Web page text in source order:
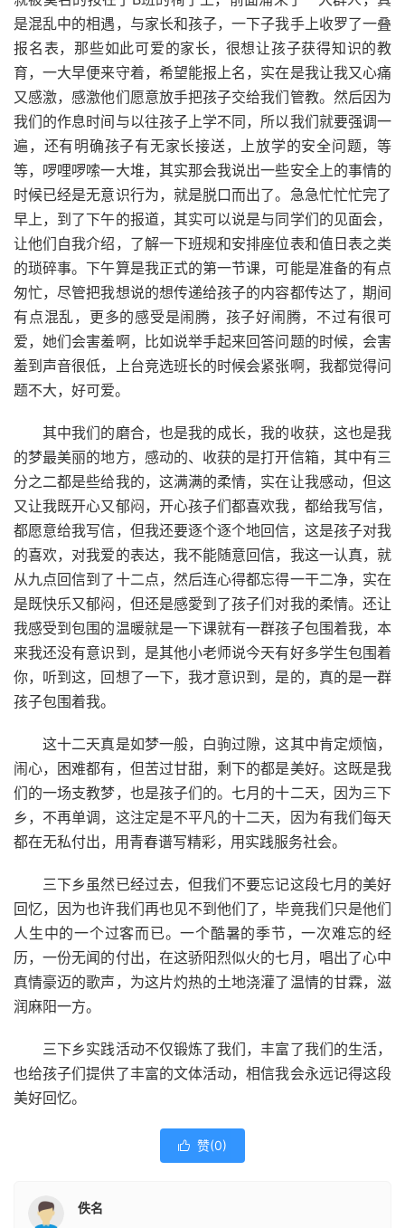
是混乱中的相遇，与家长和孩子，一下子我手上收罗了一叠
报名表，那些如此可爱的家长，很想让孩子获得知识的教
育，一大早便来守着，希望能报上名，实在是我让我又心痛
又感激，感激他们愿意放手把孩子交给我们管教。然后因为
我们的作息时间与以往孩子上学不同，所以我们就要强调一
遍，还有明确孩子有无家长接送，上放学的安全问题，等
等，啰哩啰嗦一大堆，其实那会我说出一些安全上的事情的
时候已经是无意识行为，就是脱口而出了。急急忙忙忙完了
早上，到了下午的报道，其实可以说是与同学们的见面会，
让他们自我介绍，了解一下班规和安排座位表和值日表之类
的琐碎事。下午算是我正式的第一节课，可能是准备的有点
匆忙，尽管把我想说的想传递给孩子的内容都传达了，期间
有点混乱，更多的感受是闹腾，孩子好闹腾，不过有很可
爱，她们会害羞啊，比如说举手起来回答问题的时候，会害
羞到声音很低，上台竞选班长的时候会紧张啊，我都觉得问
题不大，好可爱。
其中我们的磨合，也是我的成长，我的收获，这也是我
的梦最美丽的地方，感动的、收获的是打开信箱，其中有三
分之二都是些给我的，这满满的柔情，实在让我感动，但这
又让我既开心又郁闷，开心孩子们都喜欢我，都给我写信，
都愿意给我写信，但我还要逐个逐个地回信，这是孩子对我
的喜欢，对我爱的表达，我不能随意回信，我这一认真，就
从九点回信到了十二点，然后连心得都忘得一干二净，实在
是既快乐又郁闷，但还是感愛到了孩子们对我的柔情。还让
我感受到包围的温暖就是一下课就有一群孩子包围着我，本
来我还没有意识到，是其他小老师说今天有好多学生包围着
你，听到这，回想了一下，我才意识到，是的，真的是一群
孩子包围着我。
这十二天真是如梦一般，白驹过隙，这其中肯定烦恼，
闹心，困难都有，但苦过甘甜，剩下的都是美好。这既是我
们的一场支教梦，也是孩子们的。七月的十二天，因为三下
乡，不再单调，这注定是不平凡的十二天，因为有我们每天
都在无私付出，用青春谱写精彩，用实践服务社会。
三下乡虽然已经过去，但我们不要忘记这段七月的美好
回忆，因为也许我们再也见不到他们了，毕竟我们只是他们
人生中的一个过客而已。一个酷暑的季节，一次难忘的经
历，一份无闻的付出，在这骄阳烈似火的七月，唱出了心中
真情豪迈的歌声，为这片灼热的土地浇灌了温情的甘霖，滋
润麻阳一方。
三下乡实践活动不仅锻炼了我们，丰富了我们的生活，
也给孩子们提供了丰富的文体活动，相信我会永远记得这段
美好回忆。
 赞(0)
佚名